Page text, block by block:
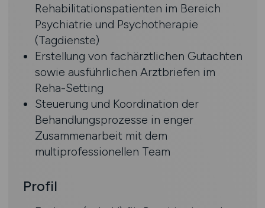
Rehabilitationspatienten im Bereich
Psychiatrie und Psychotherapie
(Tagdienste)
Erstellung von fachärztlichen Gutachten
sowie ausführlichen Arztbriefen im
Reha-Setting
Steuerung und Koordination der
Behandlungsprozesse in enger
Zusammenarbeit mit dem
multiprofessionellen Team
Profil